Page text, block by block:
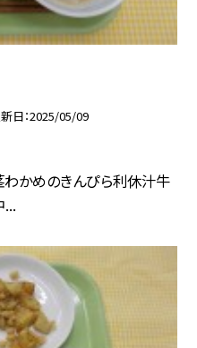
日 2025/05/09
かめのきんぴら利休汁牛
...